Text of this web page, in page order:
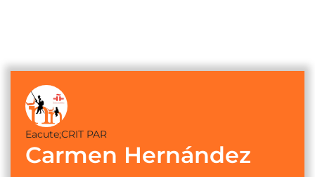
Eacute;CRIT PAR
Carmen Hernández